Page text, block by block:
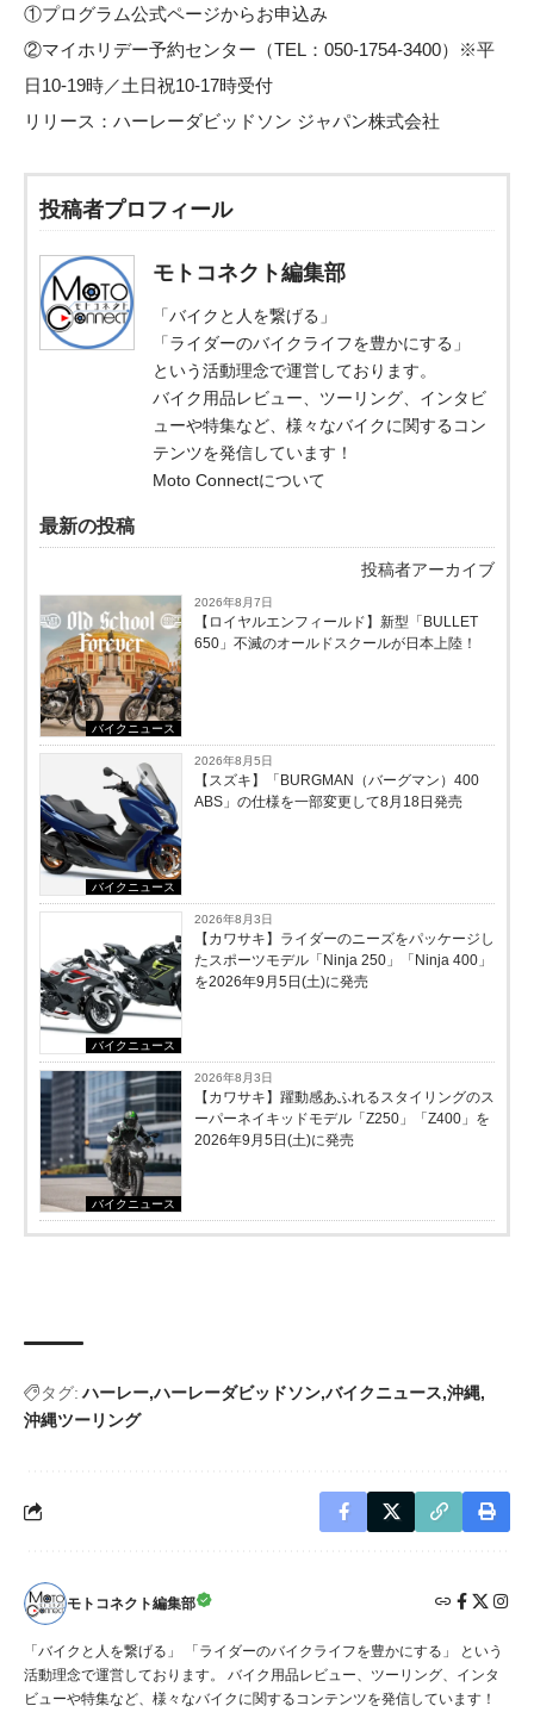
①プログラム公式ページからお申込み
②マイホリデー予約センター（TEL：050-1754-3400）※平
日10-19時／土日祝10-17時受付
リリース： ハーレーダビッドソン ジャパン株式会社
投稿者プロフィール
モトコネクト編集部
「バイクと人を繋げる」
「ライダーのバイクライフを豊かにする」
という活動理念で運営しております。
バイク用品レビュー、ツーリング、インタビ
ューや特集など、様々なバイクに関するコン
テンツを発信しています！
Moto Connectについて
最新の投稿
投稿者アーカイブ
バイクニュース
2026年8月7日
【ロイヤルエンフィールド】新型「BULLET
650」不滅のオールドスクールが⽇本上陸！
バイクニュース
2026年8月5日
【スズキ】「BURGMAN（バーグマン）400
ABS」の仕様を一部変更して8月18日発売
バイクニュース
2026年8月3日
【カワサキ】ライダーのニーズをパッケージし
たスポーツモデル「Ninja 250」「Ninja 400」
を2026年9月5日(土)に発売
バイクニュース
2026年8月3日
【カワサキ】躍動感あふれるスタイリングのス
ーパーネイキッドモデル「Z250」「Z400」を
2026年9月5日(土)に発売
タグ: ハーレー ハーレーダビッドソン バイクニュース 沖縄
沖縄ツーリング
モトコネクト編集部
「バイクと人を繋げる」 「ライダーのバイクライフを豊かにする」 という
活動理念で運営しております。 バイク用品レビュー、ツーリング、インタ
ビューや特集など、様々なバイクに関するコンテンツを発信しています！